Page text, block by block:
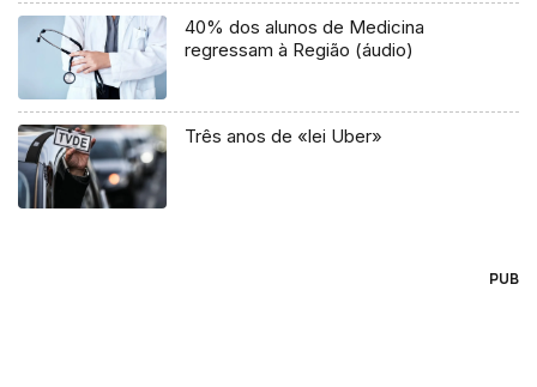
40% dos alunos de Medicina
regressam à Região (áudio)
Três anos de «lei Uber»
PUB